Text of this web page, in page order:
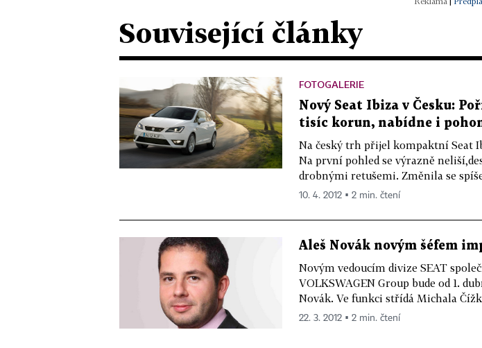
Související články
FOTOGALERIE
Nový Seat Ibiza v Česku:
tisíc korun, nabídne i
Na český trh přijel kompaktní Seat
Na první pohled se výrazně
drobnými retušemi. Změnila se
10. 4. 2012 ▪ 2 min. čtení
Aleš Novák novým šéfem
Novým vedoucím divize SEAT
VOLKSWAGEN Group bude od 1.
Novák. Ve funkci střídá Michala
22. 3. 2012 ▪ 2 min. čtení